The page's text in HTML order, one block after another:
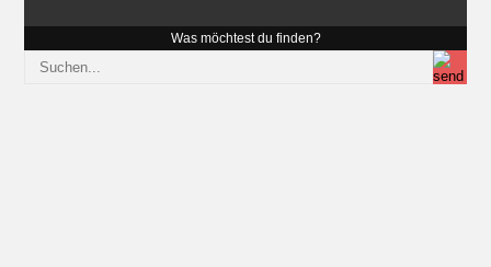
Was möchtest du finden?